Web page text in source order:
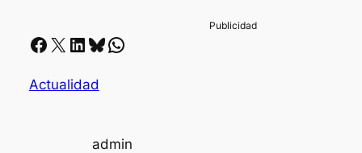
Facebook X LinkedIn Bluesky Whatsapp
Actualidad
admin